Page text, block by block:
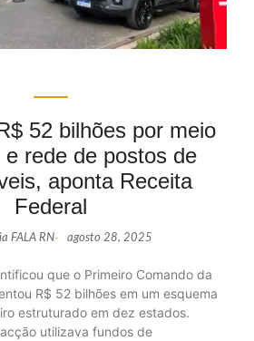
52 bilhões por meio
e rede de postos de
aponta Receita
Federal
FALA RN- agosto 28, 2025
que o Primeiro Comando da
R$ 52 bilhões em um esquema
estruturado em dez estados.
utilizava fundos de